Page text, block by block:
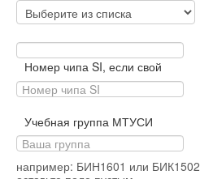
Номер чипа SI, если свой
Учебная группа МТУСИ
например: БИН1601 или